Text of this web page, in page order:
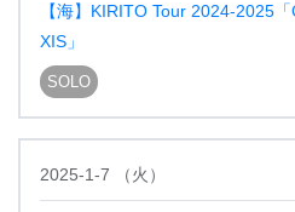
【海】KIRITO Tour 2024-2025
XIS」
SOLO
2025-1-7 （火 ）